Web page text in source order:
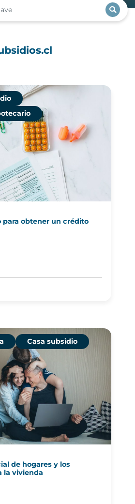
para obtener un crédito
Casa subsidio
de hogares y los
la vivienda